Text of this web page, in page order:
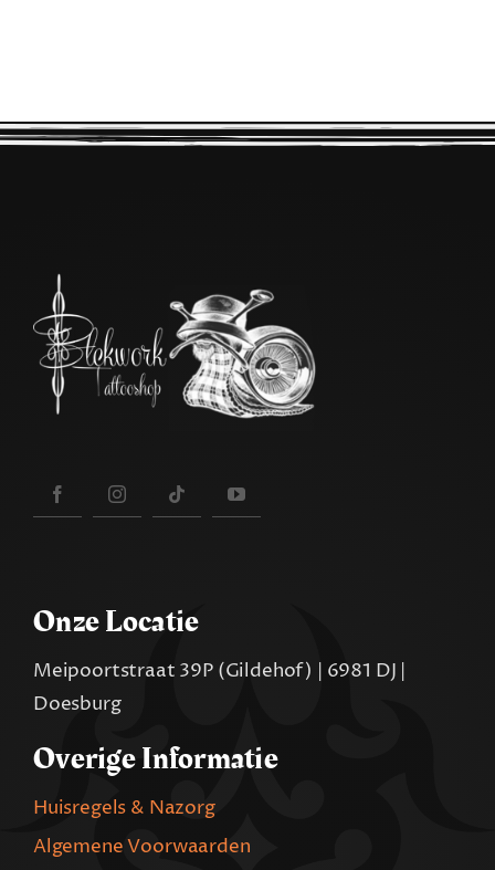
Onze Locatie
Meipoortstraat 39P (Gildehof) | 6981 DJ |
Doesburg
Overige Informatie
Huisregels & Nazorg
Algemene Voorwaarden